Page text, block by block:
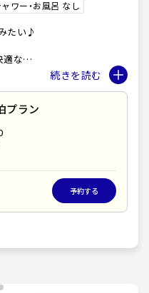
ワー・お風呂 なし
たい♪
適な
とはありません。
で
けます。
プラン
予約する